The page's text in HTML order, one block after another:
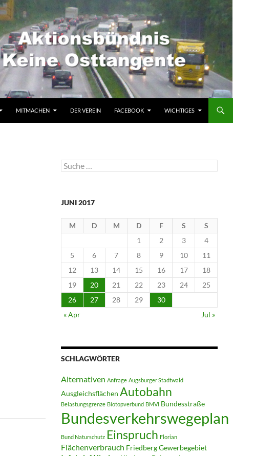
MITMACHEN DER VEREIN FACEBOOK WICHTIGES
Suche
nach:
JUNI 2017
M D M D F S
S
1
2 3
4
5
6 7 8 9 10
11
12
13 14 15 16 17
18
19
20 21 22 23 24
25
26
27 28 29
30
« Apr
Jul »
SCHLAGWÖRTER
Alternativen Anfrage Augsburger Stadtwald
Ausgleichsflächen Autobahn
Belastungsgrenze Biotopverbund BMVI Bundesstraße
Bundesverkehrswegeplan
Bund Naturschutz Einspruch Florian
Flächenverbrauch FriedbergGewerbegebiet